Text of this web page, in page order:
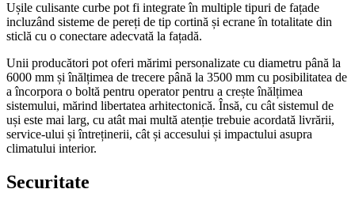
Ușile culisante curbe pot fi integrate în multiple tipuri de fațade
incluzând sisteme de pereți de tip cortină și ecrane în totalitate din
sticlă cu o conectare adecvată la fațadă.
Unii producători pot oferi mărimi personalizate cu diametru până la
6000 mm și înălțimea de trecere până la 3500 mm cu posibilitatea de
a încorpora o boltă pentru operator pentru a crește înălțimea
sistemului, mărind libertatea arhitectonică. Însă, cu cât sistemul de
uși este mai larg, cu atât mai multă atenție trebuie acordată livrării,
service-ului și întreținerii, cât și accesului și impactului asupra
climatului interior.
Securitate